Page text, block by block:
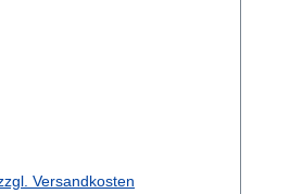
Versandkosten